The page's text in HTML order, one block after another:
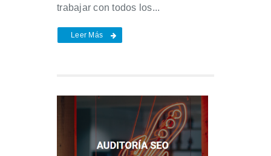
trabajar con todos los...
Leer Más